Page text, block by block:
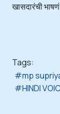
खासदारंची
Tags:
mp
HINDI